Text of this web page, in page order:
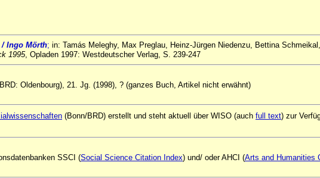
/ Ingo Mörth; in: Tamás Meleghy, Max Preglau, Heinz-Jürgen Niedenzu, Bettina
1995, Opladen 1997: Westdeutscher Verlag, S. 239-247
Oldenbourg), 21. Jg. (1998), ? (ganzes Buch, Artikel nicht erwähnt)
(Bonn/BRD) erstellt und steht aktuell über WISO (auch full text) zur
SSCI (Social Science Citation Index) und/ oder AHCI (Arts and Humanities